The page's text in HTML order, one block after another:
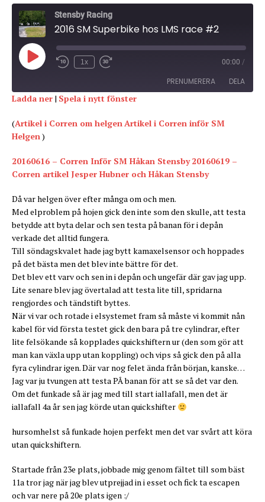
Stensby Racing
2016 SM Superbike hos LMS race #2
1x 00:00 /
PRENUMERERA DELA
RSS-
FLÖDE
LÄNK
BÄDDA IN
Ladda ner | Spela i nytt fönster
(Artikel i Corren om helgenArtikel i Corren inför SM
Helgen)
20160616 – Corren Inför SM Håkan Stensby 20160619 –
Corren artikel Jesper Hubner och Håkan Stensby
Då var helgen över efter många om och men.
Med elproblem på hojen gick den inte som den skulle, att testa
betydde att byta delar och sen testa på banan för i depån
verkade det alltid fungera.
Till söndagskvalet hade jag bytt kamaxelsensor och hoppades
på det bästa men det blev inte bättre för det.
Det blev ett varv och sen in i depån och ungefär där gav jag upp.
Lite senare blev jag övertalad att testa lite till, spridarna
rengjordes och tändstift byttes.
När vi var och rotade i elsystemet fram så måste vi kommit nån
kabel för vid första testet gick den bara på tre cylindrar, efter
lite felsökande så kopplades quickshiftern ur (den som gör att
man kan växla upp utan koppling) och vips så gick den på alla
fyra cylindrar igen. Där var nog felet ända från början, kanske…
Jag var ju tvungen att testa PÅ banan för att se så det var den.
Om det funkade så är jag med till start iallafall, men det är
iallafall 4a år sen jag körde utan quickshifter
hursomhelst så funkade hojen perfekt men det var svårt att köra
utan quickshiftern.
Startade från 23e plats, jobbade mig genom fältet till som bäst
11a tror jag när jag blev utprejjad in i esset och fick ta escapen
och var nere på 20e plats igen :/